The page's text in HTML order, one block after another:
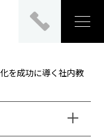
を成功に導く社内教